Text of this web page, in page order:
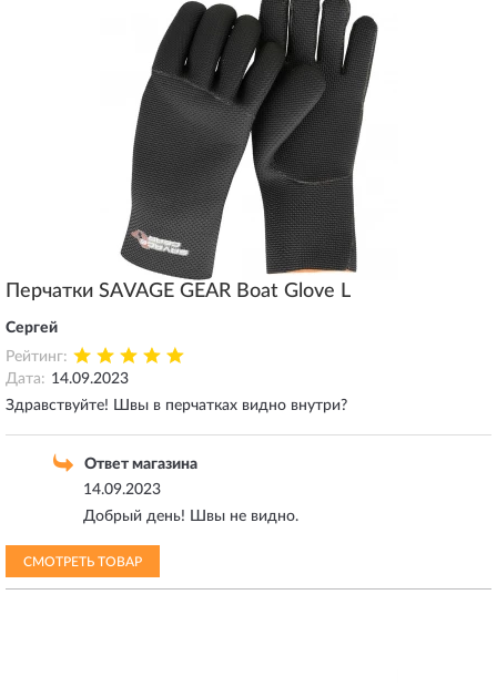
Перчатки SAVAGE GEAR Boat Glove L
Сергей
Рейтинг:
Дата: 14.09.2023
Здравствуйте! Швы в перчатках видно внутри?
Ответ магазина
14.09.2023
Добрый день! Швы не видно.
СМОТРЕТЬ ТОВАР